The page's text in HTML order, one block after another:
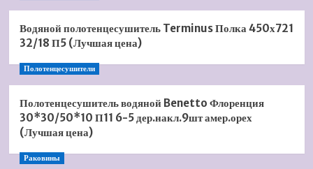
Водяной полотенцесушитель Terminus Полка 450х721
32/18 П5 (Лучшая цена)
Полотенцесушители
Полотенцесушитель водяной Benetto Флоренция
30*30/50*10 П11 6-5 дер.накл.9шт амер.орех
(Лучшая цена)
Раковины